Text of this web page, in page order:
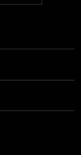
পালিত
বিয়ের
মর্যাদায়
জুলাই